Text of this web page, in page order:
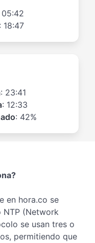
05:42
: 18:47
: 23:41
: 12:33
: 42%
en hora.co se
(Network
se usan tres o
permitiendo que